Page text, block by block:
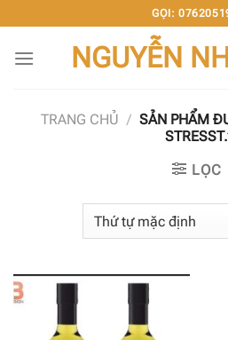
đến
nội
GỌI:
NGUYỄN
TRANG CHỦ / SẢN PHẨM
LỌC